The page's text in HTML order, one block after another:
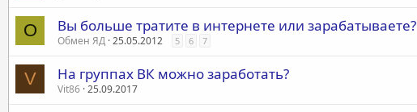
О Вы больше тратите в интернете или зарабатываете?
Обмен ЯД 25.05.2012 5 6 7
V На группах ВК можно заработать?
Vit86 25.09.2017